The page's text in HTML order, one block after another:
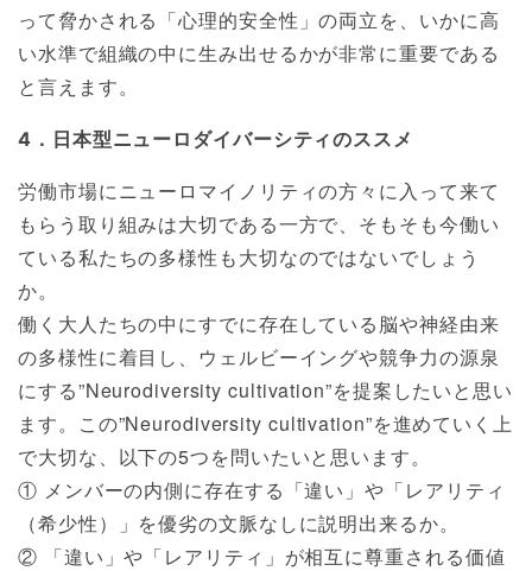
って脅かされる「心理的安全性」の両立を、いかに高
い水準で組織の中に生み出せるかが非常に重要である
と言えます。
4．日本型ニューロダイバーシティのススメ
労働市場にニューロマイノリティの方々に入って来て
もらう取り組みは大切である一方で、そもそも今働い
ている私たちの多様性も大切なのではないでしょう
か。
働く大人たちの中にすでに存在している脳や神経由来
の多様性に着目し、ウェルビーイングや競争力の源泉
にする”Neurodiversity cultivation”を提案したいと思い
ます。この”Neurodiversity cultivation”を進めていく上
で大切な、以下の5つを問いたいと思います。
① メンバーの内側に存在する「違い」や「レアリティ
（希少性）」を優劣の文脈なしに説明出来るか。
② 「違い」や「レアリティ」が相互に尊重される価値